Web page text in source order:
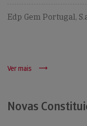
Edp Gem Portugal,
Ver mais
Novas